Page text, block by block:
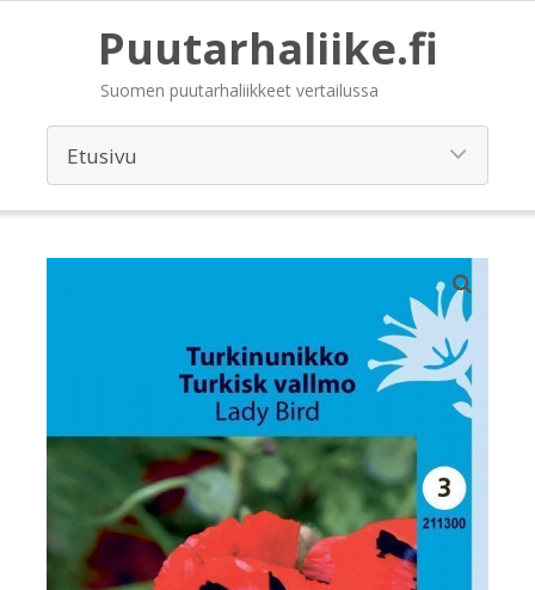
Puutarhaliike.fi
Suomen puutarhaliikkeet vertailussa